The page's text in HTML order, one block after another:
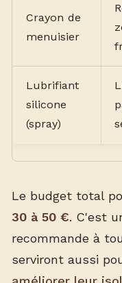
Crayon de
menuisier
Lubrifiant
silicone
(spray)
Le budget total
30 à 50 €. C'est
recommande à
serviront aussi